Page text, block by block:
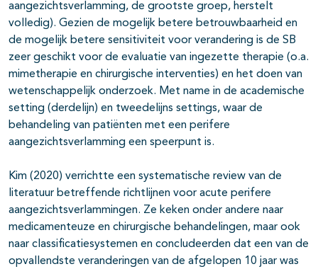
aangezichtsverlamming, de grootste groep, herstelt
volledig). Gezien de mogelijk betere betrouwbaarheid en
de mogelijk betere sensitiviteit voor verandering is de SB
zeer geschikt voor de evaluatie van ingezette therapie (o.a.
mimetherapie en chirurgische interventies) en het doen van
wetenschappelijk onderzoek. Met name in de academische
setting (derdelijn) en tweedelijns settings, waar de
behandeling van patiënten met een perifere
aangezichtsverlamming een speerpunt is.
Kim (2020) verrichtte een systematische review van de
literatuur betreffende richtlijnen voor acute perifere
aangezichtsverlammingen. Ze keken onder andere naar
medicamenteuze en chirurgische behandelingen, maar ook
naar classificatiesystemen en concludeerden dat een van de
opvallendste veranderingen van de afgelopen 10 jaar was